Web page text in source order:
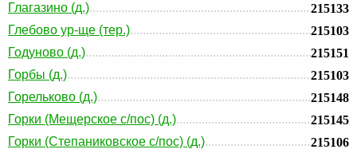
Глагазино (д.)
215133
Глебово ур-ще (тер.)
215103
Годуново (д.)
215151
Горбы (д.)
215103
Горельково (д.)
215148
Горки (Мещерское с/пос) (д.)
215145
Горки (Степаниковское с/пос) (д.)
215106